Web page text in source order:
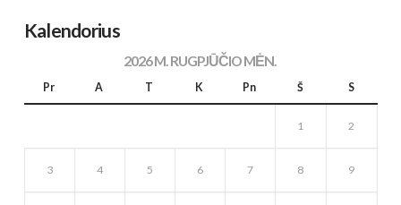
Kalendorius
2026 M. RUGPJŪČIO MĖN.
Pr A T K Pn Š S
1 2
3 4 5 6 7 8 9